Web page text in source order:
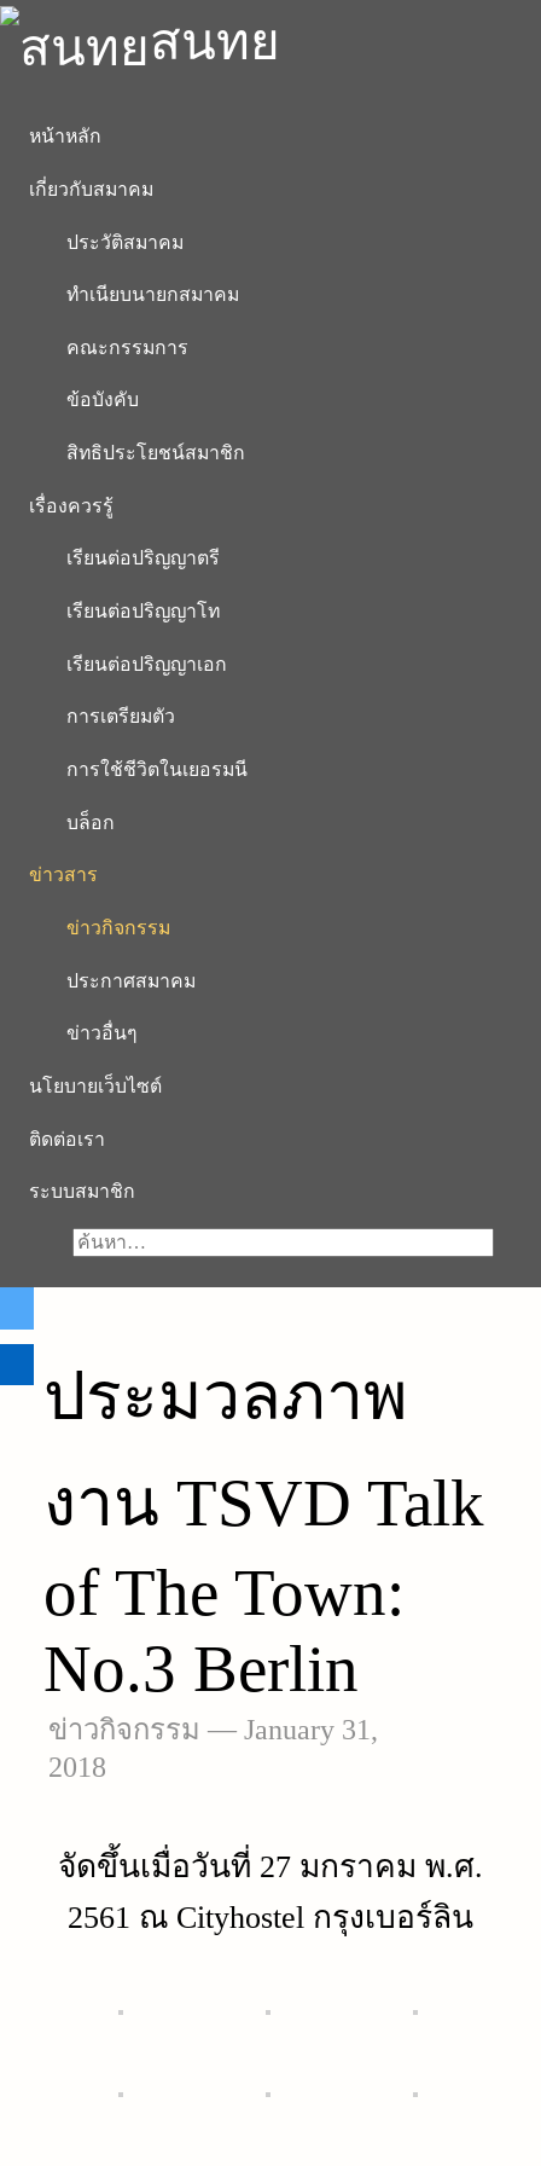
สนทย
หน้าหลัก
เกี่ยวกับสมาคม
ประวัติสมาคม
ทำเนียบนายกสมาคม
คณะกรรมการ
ข้อบังคับ
สิทธิประโยชน์สมาชิก
เรื่องควรรู้
เรียนต่อปริญญาตรี
เรียนต่อปริญญาโท
เรียนต่อปริญญาเอก
การเตรียมตัว
การใช้ชีวิตในเยอรมนี
บล็อก
ข่าวสาร
ข่าวกิจกรรม
ประกาศสมาคม
ข่าวอื่นๆ
นโยบายเว็บไซต์
ติดต่อเรา
ระบบสมาชิก
ประมวลภาพ
งาน TSVD Talk
of The Town:
No.3 Berlin
ข่าวกิจกรรม — January 31,
2018
จัดขึ้นเมื่อวันที่ 27 มกราคม พ.ศ.
2561 ณ Cityhostel กรุงเบอร์ลิน